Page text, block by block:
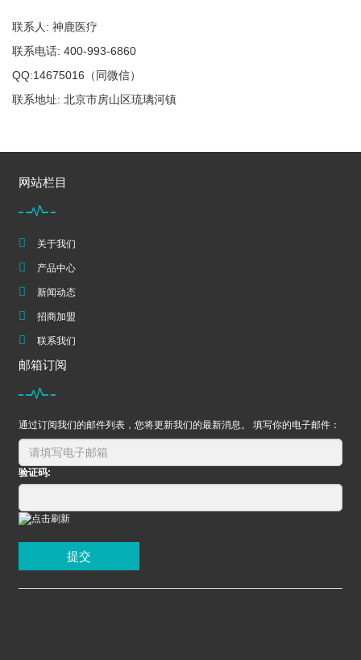
联系人: 神鹿医疗
联系电话: 400-993-6860
QQ:14675016（同微信）
联系地址: 北京市房山区琉璃河镇
网站栏目
关于我们
产品中心
新闻动态
招商加盟
联系我们
邮箱订阅
通过订阅我们的邮件列表，您将更新我们的最新消息。 填写你的电子邮件：
验证码:
提交